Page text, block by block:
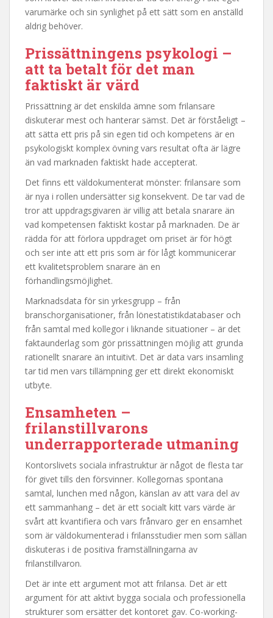
varumärke och sin synlighet på ett sätt som en anställd
aldrig behöver.
Prissättningens psykologi –
att ta betalt för det man
faktiskt är värd
Prissättning är det enskilda ämne som frilansare
diskuterar mest och hanterar sämst. Det är förståeligt –
att sätta ett pris på sin egen tid och kompetens är en
psykologiskt komplex övning vars resultat ofta är lägre
än vad marknaden faktiskt hade accepterat.
Det finns ett väldokumenterat mönster: frilansare som
är nya i rollen undersätter sig konsekvent. De tar vad de
tror att uppdragsgivaren är villig att betala snarare än
vad kompetensen faktiskt kostar på marknaden. De är
rädda för att förlora uppdraget om priset är för högt
och ser inte att ett pris som är för lågt kommunicerar
ett kvalitetsproblem snarare än en
förhandlingsmöjlighet.
Marknadsdata för sin yrkesgrupp – från
branschorganisationer, från lönestatistikdatabaser och
från samtal med kollegor i liknande situationer – är det
faktaunderlag som gör prissättningen möjlig att grunda
rationellt snarare än intuitivt. Det är data vars insamling
tar tid men vars tillämpning ger ett direkt ekonomiskt
utbyte.
Ensamheten –
frilanstillvarons
underrapporterade utmaning
Kontorslivets sociala infrastruktur är något de flesta tar
för givet tills den försvinner. Kollegornas spontana
samtal, lunchen med någon, känslan av att vara del av
ett sammanhang – det är ett socialt kitt vars värde är
svårt att kvantifiera och vars frånvaro ger en ensamhet
som är väldokumenterad i frilansstudier men som sällan
diskuteras i de positiva framställningarna av
frilanstillvaron.
Det är inte ett argument mot att frilansa. Det är ett
argument för att aktivt bygga sociala och professionella
strukturer som ersätter det kontoret gav. Co-working-